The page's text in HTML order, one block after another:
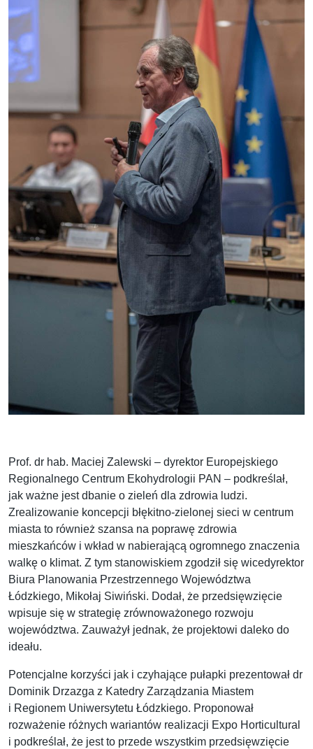
Prof. dr hab. Maciej Zalewski – dyrektor Europejskiego
Regionalnego Centrum Ekohydrologii PAN – podkreślał,
jak ważne jest dbanie o zieleń dla zdrowia ludzi.
Zrealizowanie koncepcji błękitno-zielonej sieci w centrum
miasta to również szansa na poprawę zdrowia
mieszkańców i wkład w nabierającą ogromnego znaczenia
walkę o klimat. Z tym stanowiskiem zgodził się wicedyrektor
Biura Planowania Przestrzennego Województwa
Łódzkiego, Mikołaj Siwiński. Dodał, że przedsięwzięcie
wpisuje się w strategię zrównoważonego rozwoju
województwa. Zauważył jednak, że projektowi daleko do
ideału.
Potencjalne korzyści jak i czyhające pułapki prezentował dr
Dominik Drzazga z Katedry Zarządzania Miastem
i Regionem Uniwersytetu Łódzkiego. Proponował
rozważenie różnych wariantów realizacji Expo Horticultural
i podkreślał, że jest to przede wszystkim przedsięwzięcie